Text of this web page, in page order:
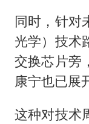
同时，针对
光学）技术
交换芯片旁
康宁也已展
这种对技术